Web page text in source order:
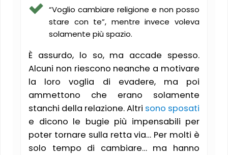
“Voglio cambiare religione e non posso
stare con te”, mentre invece voleva
solamente più spazio.
È assurdo, lo so, ma accade spesso.
Alcuni non riescono neanche a motivare
la loro voglia di evadere, ma poi
ammettono che erano solamente
stanchi della relazione. Altri sono sposati
e dicono le bugie più impensabili per
poter tornare sulla retta via… Per molti è
solo tempo di cambiare… ma hanno